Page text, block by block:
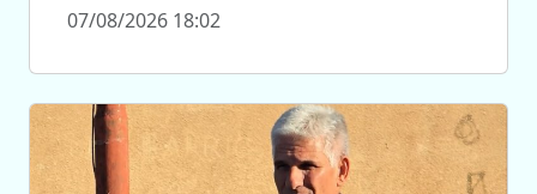
07/08/2026 18:02